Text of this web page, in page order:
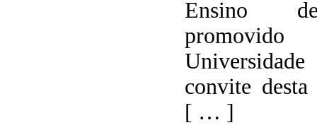
Ensino
convite
[ … ]